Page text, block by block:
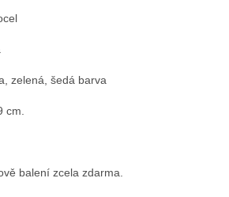
zelená, šedá barva
cm.
balení zcela zdarma.